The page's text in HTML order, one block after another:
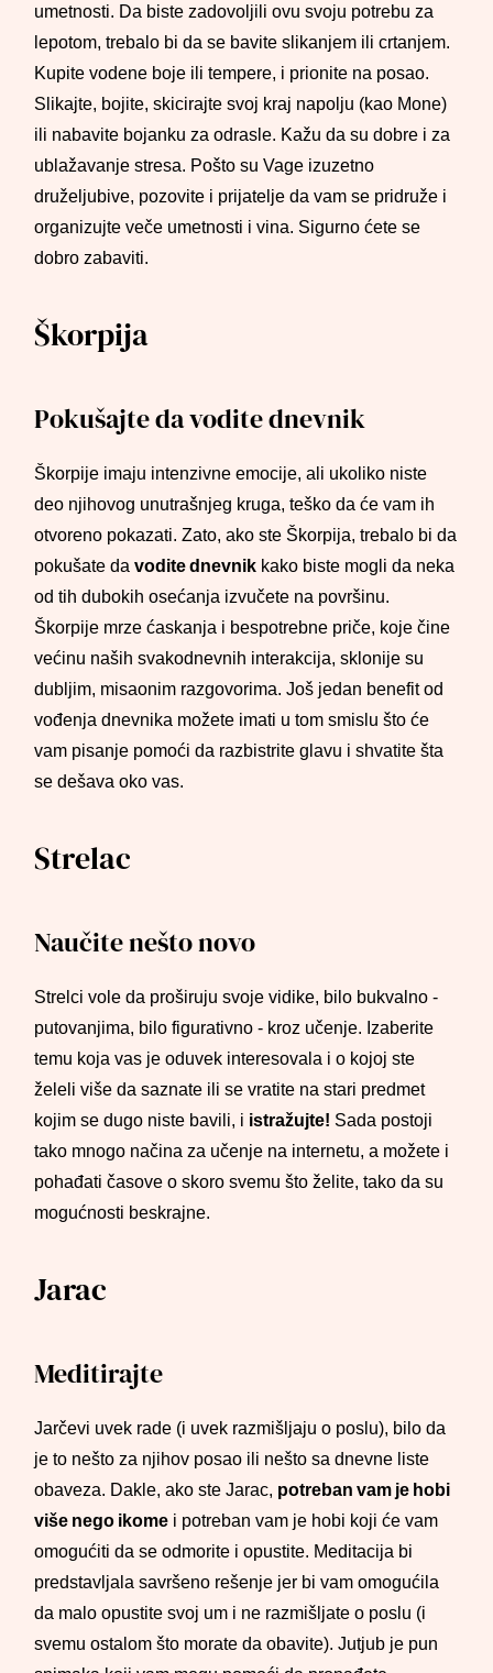
umetnosti. Da biste zadovoljili ovu svoju potrebu za
lepotom, trebalo bi da se bavite slikanjem ili crtanjem.
Kupite vodene boje ili tempere, i prionite na posao.
Slikajte, bojite, skicirajte svoj kraj napolju (kao Mone)
ili nabavite bojanku za odrasle. Kažu da su dobre i za
ublažavanje stresa. Pošto su Vage izuzetno
druželjubive, pozovite i prijatelje da vam se pridruže i
organizujte veče umetnosti i vina. Sigurno ćete se
dobro zabaviti.
Škorpija
Pokušajte da vodite dnevnik
Škorpije imaju intenzivne emocije, ali ukoliko niste
deo njihovog unutrašnjeg kruga, teško da će vam ih
otvoreno pokazati. Zato, ako ste Škorpija, trebalo bi da
pokušate davodite dnevnik kako biste mogli da neka
od tih dubokih osećanja izvučete na površinu.
Škorpije mrze ćaskanja i bespotrebne priče, koje čine
većinu naših svakodnevnih interakcija, sklonije su
dubljim, misaonim razgovorima. Još jedan benefit od
vođenja dnevnika možete imati u tom smislu što će
vam pisanje pomoći da razbistrite glavu i shvatite šta
se dešava oko vas.
Strelac
Naučite nešto novo
Strelci vole da proširuju svoje vidike, bilo bukvalno -
putovanjima, bilo figurativno - kroz učenje. Izaberite
temu koja vas je oduvek interesovala i o kojoj ste
želeli više da saznate ili se vratite na stari predmet
kojim se dugo niste bavili, i istražujte! Sada postoji
tako mnogo načina za učenje na internetu, a možete i
pohađati časove o skoro svemu što želite, tako da su
mogućnosti beskrajne.
Jarac
Meditirajte
Jarčevi uvek rade (i uvek razmišljaju o poslu), bilo da
je to nešto za njihov posao ili nešto sa dnevne liste
obaveza. Dakle, ako ste Jarac, potreban vam je hobi
više nego ikome i potreban vam je hobi koji će vam
omogućiti da se odmorite i opustite. Meditacija bi
predstavljala savršeno rešenje jer bi vam omogućila
da malo opustite svoj um i ne razmišljate o poslu (i
svemu ostalom što morate da obavite). Jutjub je pun